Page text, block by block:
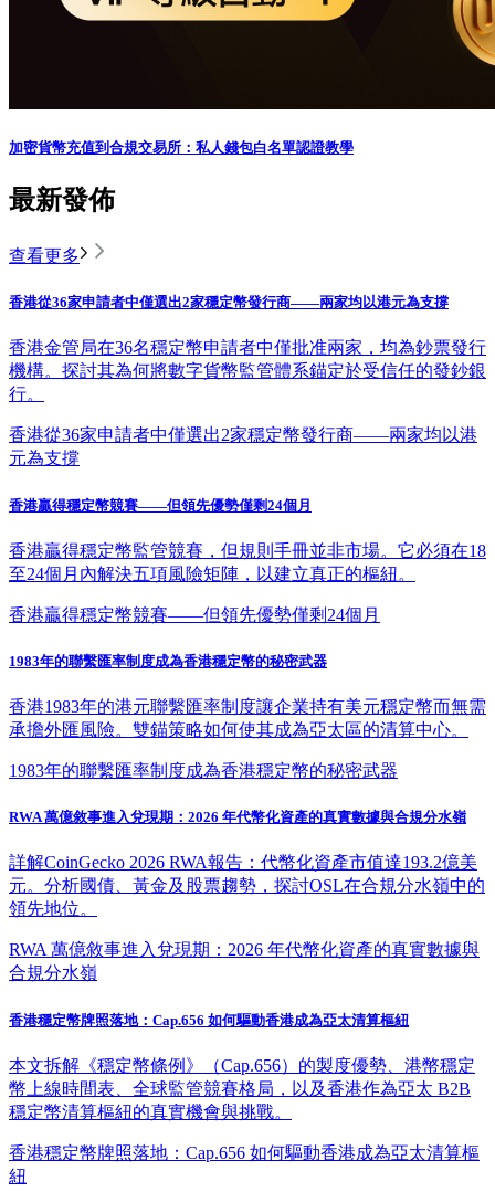
加密貨幣充值到合規交易所：私人錢包白名單認證教學
最新發佈
查看更多
香港從36家申請者中僅選出2家穩定幣發行商——兩家均以港元為支撐
香港金管局在36名穩定幣申請者中僅批准兩家，均為鈔票發行
機構。探討其為何將數字貨幣監管體系錨定於受信任的發鈔銀
行。
香港從36家申請者中僅選出2家穩定幣發行商——兩家均以港
元為支撐
香港贏得穩定幣競賽——但領先優勢僅剩24個月
香港贏得穩定幣監管競賽，但規則手冊並非市場。它必須在18
至24個月內解決五項風險矩陣，以建立真正的樞紐。
香港贏得穩定幣競賽——但領先優勢僅剩24個月
1983年的聯繫匯率制度成為香港穩定幣的秘密武器
香港1983年的港元聯繫匯率制度讓企業持有美元穩定幣而無需
承擔外匯風險。雙錨策略如何使其成為亞太區的清算中心。
1983年的聯繫匯率制度成為香港穩定幣的秘密武器
RWA 萬億敘事進入兌現期：2026 年代幣化資產的真實數據與合規分水嶺
詳解CoinGecko 2026 RWA報告：代幣化資產市值達193.2億美
元。分析國債、黃金及股票趨勢，探討OSL在合規分水嶺中的
領先地位。
RWA 萬億敘事進入兌現期：2026 年代幣化資產的真實數據與
合規分水嶺
香港穩定幣牌照落地：Cap.656 如何驅動香港成為亞太清算樞紐
本文拆解《穩定幣條例》（Cap.656）的製度優勢、港幣穩定
幣上線時間表、全球監管競賽格局，以及香港作為亞太 B2B
穩定幣清算樞紐的真實機會與挑戰。
香港穩定幣牌照落地：Cap.656 如何驅動香港成為亞太清算樞
紐